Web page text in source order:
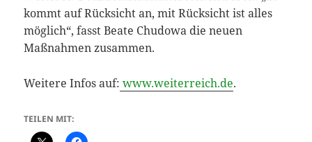
kommt auf Rücksicht an, mit Rücksicht ist alles
möglich“, fasst Beate Chudowa die neuen
Maßnahmen zusammen.
Weitere Infos auf: www.weiterreich.de.
TEILEN MIT: